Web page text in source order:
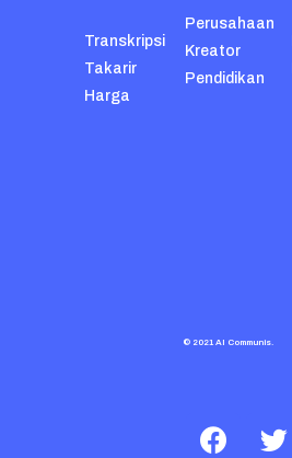
Transkripsi
Takarir
Harga
Perusahaan
Kreator
Pendidikan
© 2021 AI Communis.